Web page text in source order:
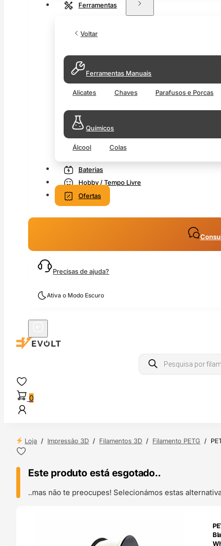
Ferramentas
Voltar
Ferramentas Manuais
Alicates Chaves Parafusos e Porcas
Químicos
Álcool Colas
Baterias
Hobby / Tempo Livre
Ofertas
Precisas de ajuda?
Ativa o Modo Escuro
Products
search
0
Loja / Impressão 3D / Filamentos 3D / Filamento PETG /
Este produto está esgotado..
..mas não te preocupes! Selecionámos estas